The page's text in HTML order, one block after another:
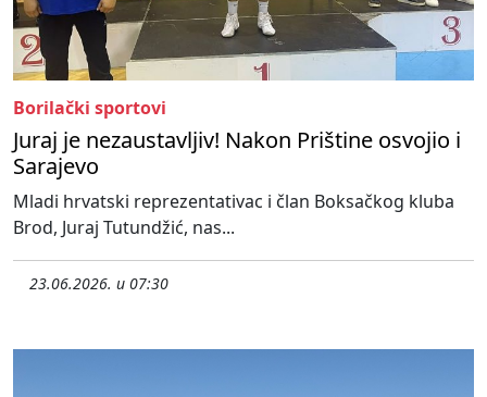
Borilački sportovi
Juraj je nezaustavljiv! Nakon Prištine osvojio i
Sarajevo
Mladi hrvatski reprezentativac i član Boksačkog kluba
Brod, Juraj Tutundžić, nas...
23.06.2026. u 07:30